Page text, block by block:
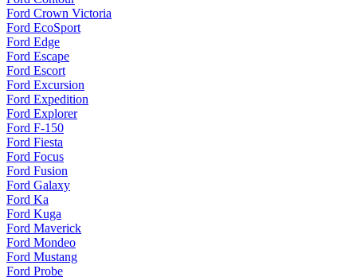
Ford Crown Victoria
Ford EcoSport
Ford Edge
Ford Escape
Ford Escort
Ford Excursion
Ford Expedition
Ford Explorer
Ford F-150
Ford Fiesta
Ford Focus
Ford Fusion
Ford Galaxy
Ford Ka
Ford Kuga
Ford Maverick
Ford Mondeo
Ford Mustang
Ford Probe